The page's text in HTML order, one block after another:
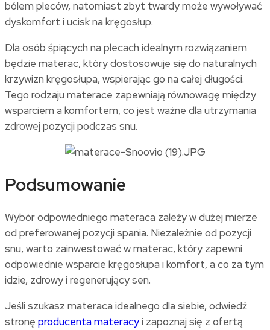
bólem pleców, natomiast zbyt twardy może wywoływać
dyskomfort i ucisk na kręgosłup.
Dla osób śpiących na plecach idealnym rozwiązaniem
będzie materac, który dostosowuje się do naturalnych
krzywizn kręgosłupa, wspierając go na całej długości.
Tego rodzaju materace zapewniają równowagę między
wsparciem a komfortem, co jest ważne dla utrzymania
zdrowej pozycji podczas snu.
Podsumowanie
Wybór odpowiedniego materaca zależy w dużej mierze
od preferowanej pozycji spania. Niezależnie od pozycji
snu, warto zainwestować w materac, który zapewni
odpowiednie wsparcie kręgosłupa i komfort, a co za tym
idzie, zdrowy i regenerujący sen.
Jeśli szukasz materaca idealnego dla siebie, odwiedź
stronę producenta materacyi zapoznaj się z ofertą